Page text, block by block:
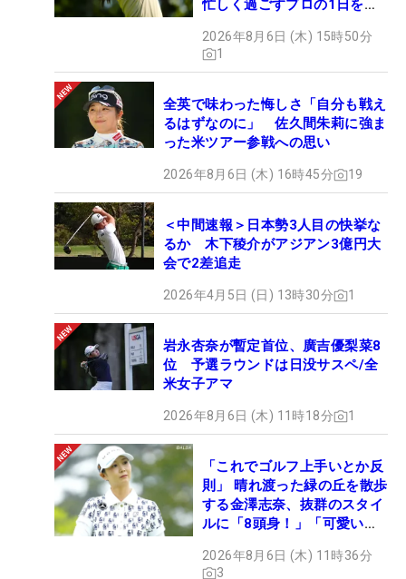
忙しく過ごすプロの1日を公
2026年8月6日 (木) 15時50分
1
全英で味わった悔しさ「自分も戦え
るはずなのに」 佐久間朱莉に強ま
った米ツアー参戦への思い
2026年8月6日 (木) 16時45分 19
＜中間速報＞日本勢3人目の快挙な
るか 木下稜介がアジアン3億円大
会で2差追走
2026年4月5日 (日) 13時30分 1
岩永杏奈が暫定首位、廣吉優梨菜8
位 予選ラウンドは日没サスペ/全
米女子アマ
2026年8月6日 (木) 11時18分 1
「これでゴルフ上手いとか反
則」 晴れ渡った緑の丘を散歩
する金澤志奈、抜群のスタイ
ルに「8頭身！」「可愛いに
2026年8月6日 (木) 11時36分
3